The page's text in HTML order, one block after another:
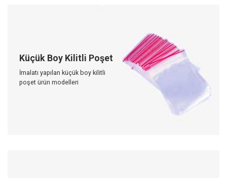
Küçük Boy Kilitli Poşet
İmalatı yapılan küçük boy kilitli
poşet ürün modelleri